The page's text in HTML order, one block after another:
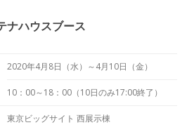
ナハウスブース
2020年4月8日（水）～4月10日（金）
10：00～18：00（10日のみ17:00終了）
東京ビッグサイト 西展示棟